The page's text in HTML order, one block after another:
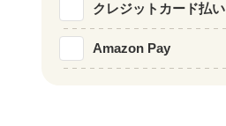
クレジットカード払い
Amazon Pay